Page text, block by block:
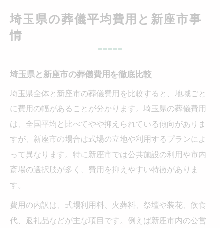
埼玉県の葬儀平均費用と新座市事
情
埼玉県と新座市の葬儀費用を徹底比較
埼玉県全体と新座市の葬儀費用を比較すると、地域ごと
に費用の幅があることが分かります。埼玉県の葬儀費用
は、全国平均と比べてやや抑えられている傾向がありま
すが、新座市の場合は式場の立地や利用するプランによ
って異なります。特に新座市では公共施設の利用や市内
斎場の選択肢が多く、費用を抑えやすい特徴がありま
す。
費用の内訳は、式場利用料、火葬料、祭壇や装花、飲食
代、返礼品などが主な項目です。例えば新座市内の公営